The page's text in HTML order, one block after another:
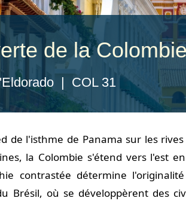
de la
| COL 31
de l'isthme de Panama sur les
la Colombie s'étend vers l'est
contrastée détermine
Brésil, où se développèrent des